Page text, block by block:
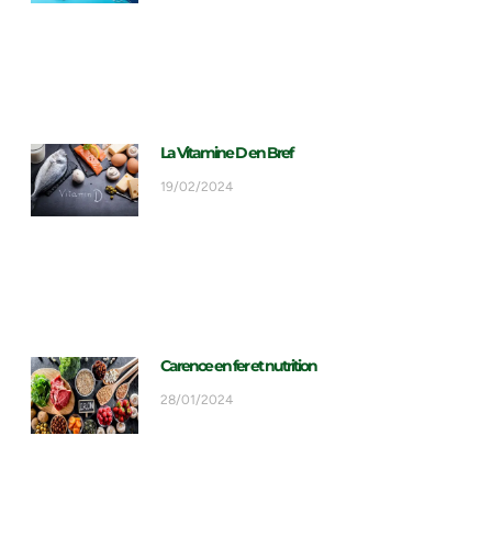
La Vitamine D en Bref
19/02/2024
Carence en fer et nutrition
28/01/2024